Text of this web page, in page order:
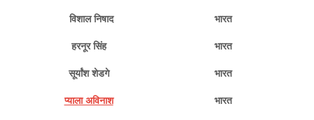
विशाल निषाद भारत
हरनूर सिंह भारत
सूर्यांश शेडगे भारत
प्याला अविनाश भारत